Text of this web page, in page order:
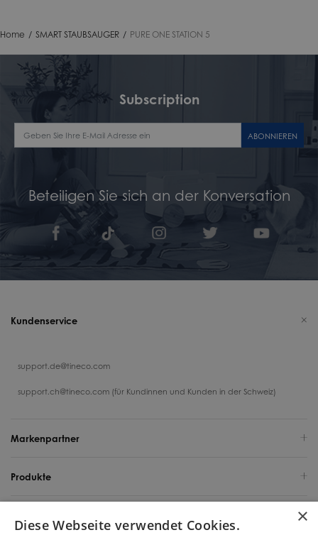
Home / SMART STAUBSAUGER / PURE ONE STATION 5
Subscription
ABONNIEREN
Beteiligen Sie sich an der Konversation
Kundenservice
support.de@tineco.com
support.ch@tineco.com (für Kundinnen und Kunden in der Schweiz)
Markenpartner
Produkte
×
Diese Webseite verwendet Cookies.